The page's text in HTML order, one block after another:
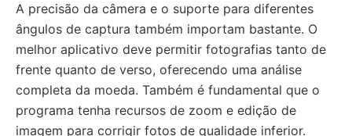
A precisão da câmera e o suporte para diferentes
ângulos de captura também importam bastante. O
melhor aplicativo deve permitir fotografias tanto de
frente quanto de verso, oferecendo uma análise
completa da moeda. Também é fundamental que o
programa tenha recursos de zoom e edição de
imagem para corrigir fotos de qualidade inferior.